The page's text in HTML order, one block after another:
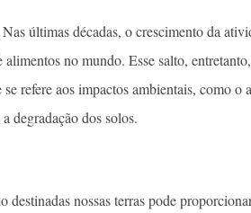
últimas décadas, o crescimento da
no mundo. Esse salto,
refere aos impactos ambientais, como o
degradação dos solos.
destinadas nossas terras pode